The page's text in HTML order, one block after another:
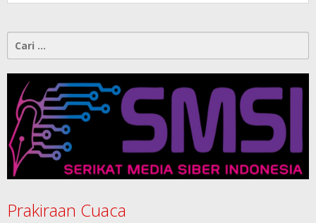
Cari
Prakiraan Cuaca